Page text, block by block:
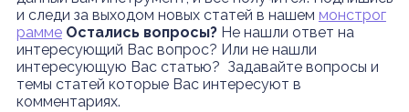
и следи за выходом новых статей в нашем монстрог
рамме Остались вопросы?Не нашли ответ на
интересующий Вас вопрос? Или не нашли
интересующую Вас статью? Задавайте вопросы и
темы статей которые Вас интересуют в
комментариях.